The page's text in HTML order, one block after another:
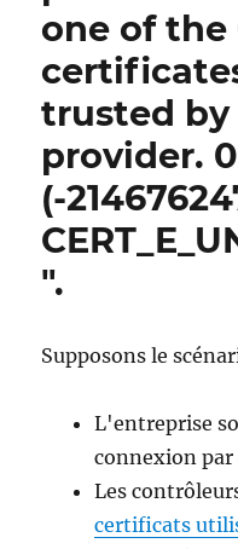
one of the
trusted
provider.
(-
".
Supposons le
L'entreprise
connexion par
Les
certificats